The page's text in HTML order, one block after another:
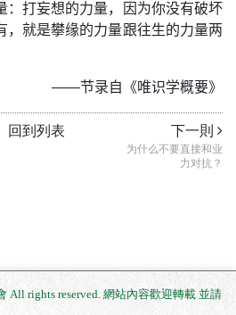
：打妄想的力量，因为你没有破坏
，就是攀缘的力量跟往生的力量两
——节录自《唯识学概要》
回到列表 下一則
为什么不要直接和业
力对抗？
All rights reserved. 網站內容歡迎轉載 並請